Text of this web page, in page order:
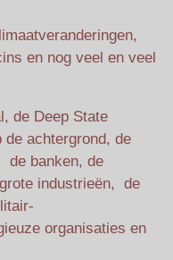
en nog veel en veel
de Deep State
de achtergrond, de
de banken, de
industrieën, de
organisaties en